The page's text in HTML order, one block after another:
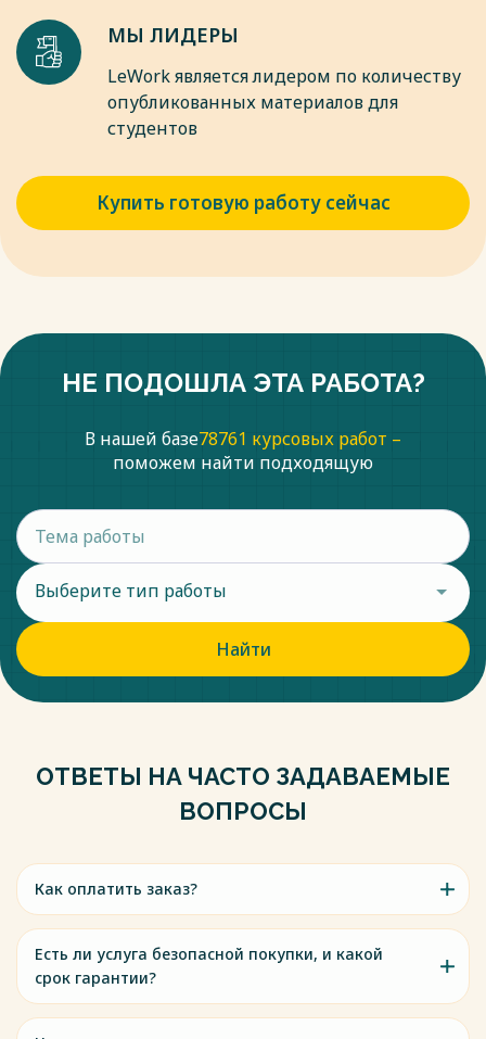
Весь текст будет доступен
МЫ ЛИДЕРЫ
LeWork является лидером по количеству
опубликованных материалов для
студентов
Купить готовую работу сейчас
НЕ ПОДОШЛА ЭТА РАБОТА?
В нашей базе78761 курсовых работ –
поможем найти подходящую
Выберите тип работы
Найти
ОТВЕТЫ НА ЧАСТО ЗАДАВАЕМЫЕ
ВОПРОСЫ
Как оплатить заказ?
Есть ли услуга безопасной покупки, и какой
срок гарантии?